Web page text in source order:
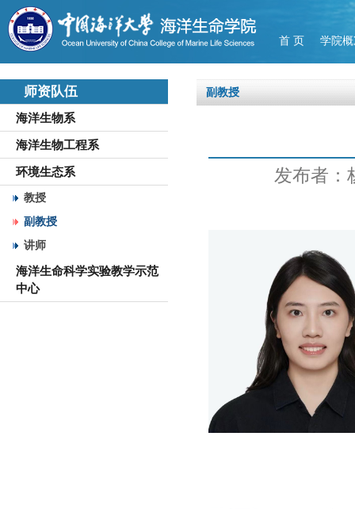
首 页 学院
师资队伍
海洋生物系
海洋生物工程系
环境生态系
教授
副教授
讲师
海洋生命科学实验教学示范
中心
副教授
发布者：